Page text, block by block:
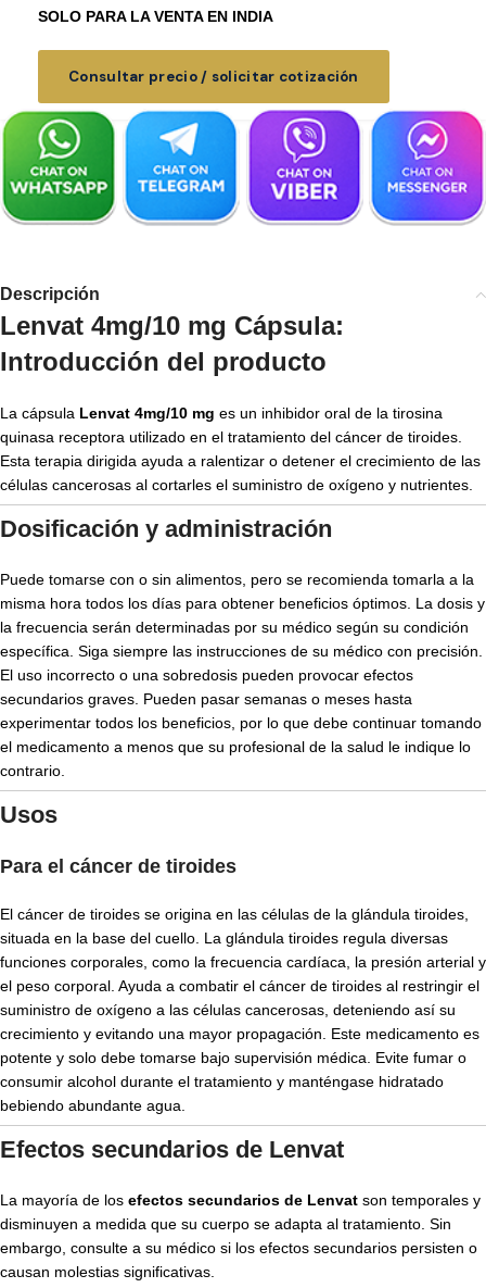
SOLO PARA LA VENTA EN INDIA
Consultar precio / solicitar cotización
Descripción
Lenvat 4mg/10 mg Cápsula:
Introducción del producto
La cápsula Lenvat 4mg/10 mg es un inhibidor oral de la tirosina
quinasa receptora utilizado en el tratamiento del cáncer de tiroides.
Esta terapia dirigida ayuda a ralentizar o detener el crecimiento de las
células cancerosas al cortarles el suministro de oxígeno y nutrientes.
Dosificación y administración
Puede tomarse con o sin alimentos, pero se recomienda tomarla a la
misma hora todos los días para obtener beneficios óptimos. La dosis y
la frecuencia serán determinadas por su médico según su condición
específica. Siga siempre las instrucciones de su médico con precisión.
El uso incorrecto o una sobredosis pueden provocar efectos
secundarios graves. Pueden pasar semanas o meses hasta
experimentar todos los beneficios, por lo que debe continuar tomando
el medicamento a menos que su profesional de la salud le indique lo
contrario.
Usos
Para el cáncer de tiroides
El cáncer de tiroides se origina en las células de la glándula tiroides,
situada en la base del cuello. La glándula tiroides regula diversas
funciones corporales, como la frecuencia cardíaca, la presión arterial y
el peso corporal. Ayuda a combatir el cáncer de tiroides al restringir el
suministro de oxígeno a las células cancerosas, deteniendo así su
crecimiento y evitando una mayor propagación. Este medicamento es
potente y solo debe tomarse bajo supervisión médica. Evite fumar o
consumir alcohol durante el tratamiento y manténgase hidratado
bebiendo abundante agua.
Efectos secundarios de Lenvat
La mayoría de los efectos secundarios de Lenvat son temporales y
disminuyen a medida que su cuerpo se adapta al tratamiento. Sin
embargo, consulte a su médico si los efectos secundarios persisten o
causan molestias significativas.